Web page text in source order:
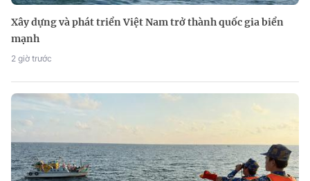
Xây dựng và phát triển Việt Nam trở thành quốc gia biển
mạnh
2 giờ trước